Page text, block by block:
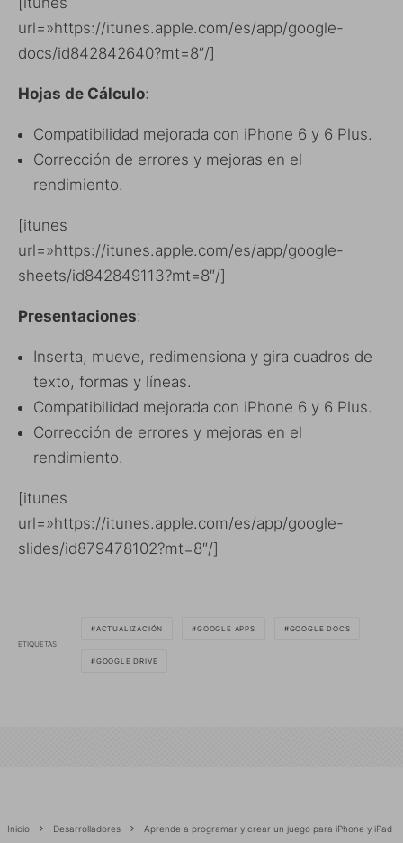
url=»https://itunes.apple.com/es/app/google-
docs/id842842640?mt=8″/]
Hojas de Cálculo:
Compatibilidad mejorada con iPhone 6 y 6 Plus.
Corrección de errores y mejoras en el
rendimiento.
[itunes
url=»https://itunes.apple.com/es/app/google-
sheets/id842849113?mt=8″/]
Presentaciones:
Inserta, mueve, redimensiona y gira cuadros de
texto, formas y líneas.
Compatibilidad mejorada con iPhone 6 y 6 Plus.
Corrección de errores y mejoras en el
rendimiento.
[itunes
url=»https://itunes.apple.com/es/app/google-
slides/id879478102?mt=8″/]
ETIQUETAS
ACTUALIZACIÓN GOOGLE APPS GOOGLE DOCS
GOOGLE DRIVE
Inicio Desarrolladores Aprende a programar y crear un juego para iPhone y iPad